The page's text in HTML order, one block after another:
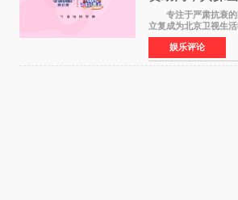
活力美
专注于严肃抗衰的
立复成为北京卫视生
的特别赞助商,明星辣
都市女性传递健康生
家庭与自我之间
娱乐评论